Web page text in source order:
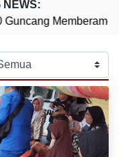
NEWS:
Memberamo